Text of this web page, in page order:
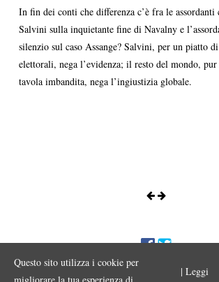
In fin dei conti che differenza c’è fra le assordanti
Salvini sulla inquietante fine di Navalny e
silenzio sul caso Assange? Salvini, per un piatto
elettorali, nega l’evidenza; il resto del mondo,
tavola imbandita, nega l’ingiustizia globale.
ENNIO MORA © 2017 Iniziativa editoriale a
Vietata ogni riproduzione o duplicazione con
Questo sito utilizza i cookie per
| Leggi